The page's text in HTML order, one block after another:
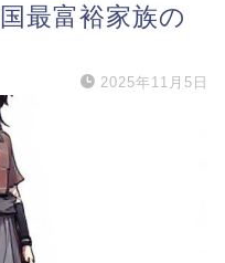
最富裕家族の
2025年11月5日